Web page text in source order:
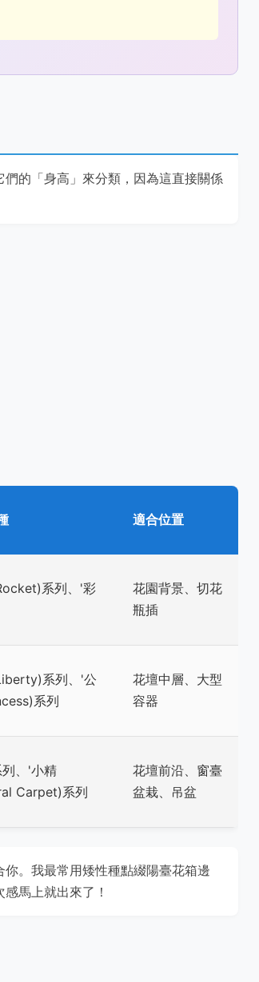
的「身高」來分類，因為這直接關係
適合位置
系列、'彩
花園背景、切花
瓶插
系列、'公
系列
花壇中層、大型
容器
、'小精
Carpet)系列
花壇前沿、窗臺
盆栽、吊盆
。我最常用矮性種點綴陽臺花箱邊
馬上就出來了！